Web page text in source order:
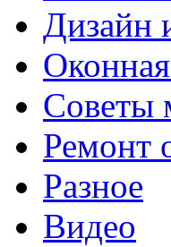
Дизайн
Советы
Ремонт
Разное
Видео